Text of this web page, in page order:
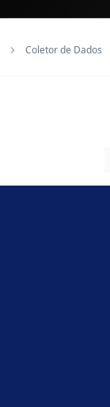
Coletor de Dados